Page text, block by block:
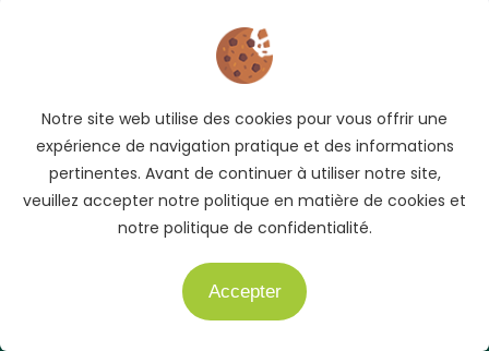
Notre site web utilise des cookies pour vous offrir une
expérience de navigation pratique et des informations
pertinentes. Avant de continuer à utiliser notre site,
veuillez accepter notre politique en matière de cookies et
notre politique de confidentialité.
Accepter